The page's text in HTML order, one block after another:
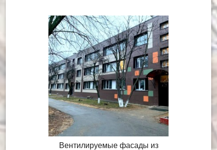
Вентилируемые фасады из